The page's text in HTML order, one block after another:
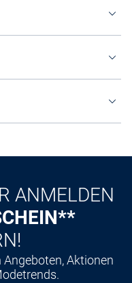
ANMELDEN
Aktionen